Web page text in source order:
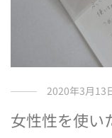
2020年3月13
女性性を使い